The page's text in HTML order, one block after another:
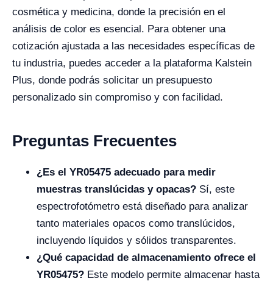
cosmética y medicina, donde la precisión en el
análisis de color es esencial. Para obtener una
cotización ajustada a las necesidades específicas de
tu industria, puedes acceder a la plataforma Kalstein
Plus, donde podrás solicitar un presupuesto
personalizado sin compromiso y con facilidad.
Preguntas Frecuentes
¿Es el YR05475 adecuado para medir
muestras translúcidas y opacas? Sí, este
espectrofotómetro está diseñado para analizar
tanto materiales opacos como translúcidos,
incluyendo líquidos y sólidos transparentes.
¿Qué capacidad de almacenamiento ofrece el
YR05475? Este modelo permite almacenar hasta